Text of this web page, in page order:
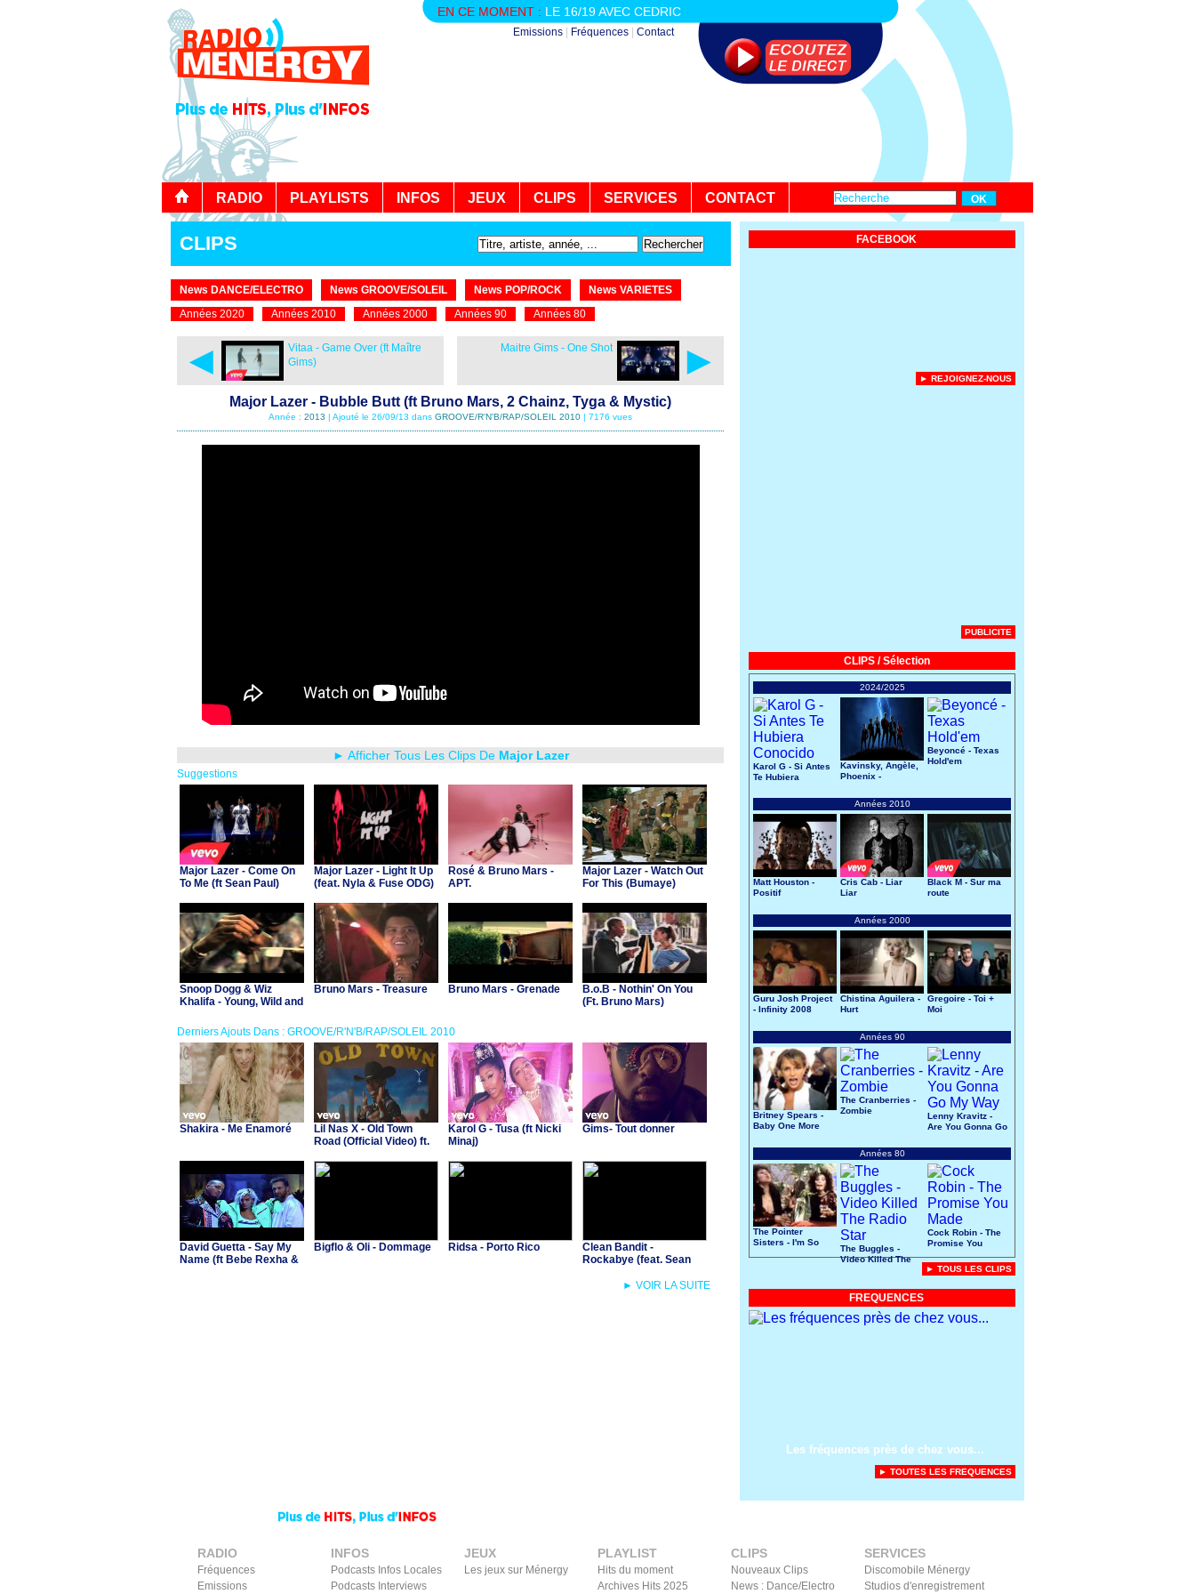
EN CE MOMENT : LE 16/19 AVEC CEDRIC
Emissions Fréquences Contact
RADIO PLAYLISTS INFOS JEUX CLIPS SERVICES CONTACT
CLIPS
News DANCE/ELECTRO News GROOVE/SOLEIL News POP/ROCK
News VARIETES
Années 2020
Années 2010 Années 2000 Années 90 Années 80
◄
Vitaa - Game Over (ft Maître
Gims)
►
Maitre Gims - One Shot
Major Lazer - Bubble Butt (ft Bruno Mars, 2 Chainz, Tyga & Mystic)
Année : 2013 | Ajouté le 26/09/13 dans GROOVE/R'N'B/RAP/SOLEIL 2010 | 7176 vues
► Afficher Tous Les Clips De Major Lazer
Suggestions
Major Lazer - Come On
To Me (ft Sean Paul)
Major Lazer - Light It Up
(feat. Nyla & Fuse ODG)
Rosé & Bruno Mars -
APT.
Major Lazer - Watch Out
For This (Bumaye)
Snoop Dogg & Wiz
Khalifa - Young, Wild and
Bruno Mars - Treasure Bruno Mars - Grenade
B.o.B - Nothin' On You
(Ft. Bruno Mars)
Derniers Ajouts Dans : GROOVE/R'N'B/RAP/SOLEIL 2010
Shakira - Me Enamoré
Lil Nas X - Old Town
Road (Official Video) ft.
Karol G - Tusa (ft Nicki
Minaj)
Gims- Tout donner
David Guetta - Say My
Name (ft Bebe Rexha &
Bigflo & Oli - Dommage Ridsa - Porto Rico
Clean Bandit -
Rockabye (feat. Sean
► VOIR LA SUITE
FACEBOOK
► REJOIGNEZ-NOUS
PUBLICITE
CLIPS / Sélection
2024/2025
Karol G - Si Antes
Te Hubiera
Kavinsky, Angèle,
Phoenix -
Beyoncé - Texas
Hold'em
Années 2010
Matt Houston -
Positif
Cris Cab - Liar
Liar
Black M - Sur ma
route
Années 2000
Guru Josh Project
- Infinity 2008
Chistina Aguilera -
Hurt
Gregoire - Toi +
Moi
Années 90
Britney Spears -
Baby One More
The Cranberries -
Zombie
Lenny Kravitz -
Are You Gonna Go
Années 80
The Pointer
Sisters - I'm So
The Buggles -
Video Killed The
Cock Robin - The
Promise You
► TOUS LES CLIPS
FREQUENCES
Les fréquences près de chez vous...
► TOUTES LES FREQUENCES
RADIO
Fréquences
Emissions
INFOS
Podcasts Infos Locales
Podcasts Interviews
JEUX
Les jeux sur Ménergy
PLAYLIST
Hits du moment
Archives Hits 2025
CLIPS
Nouveaux Clips
News : Dance/Electro
SERVICES
Discomobile Ménergy
Studios d'enregistrement